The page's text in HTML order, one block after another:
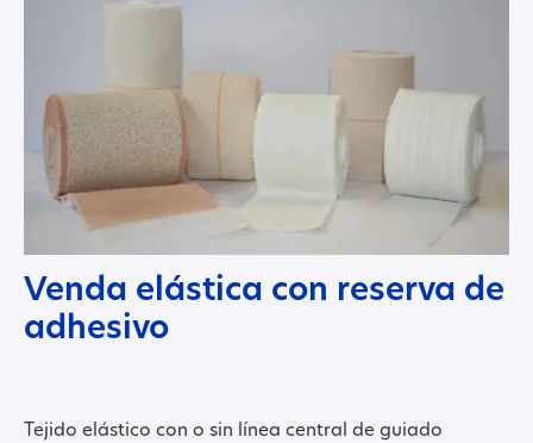
Venda elástica con reserva de
adhesivo
Tejido elástico con o sin línea central de guiado